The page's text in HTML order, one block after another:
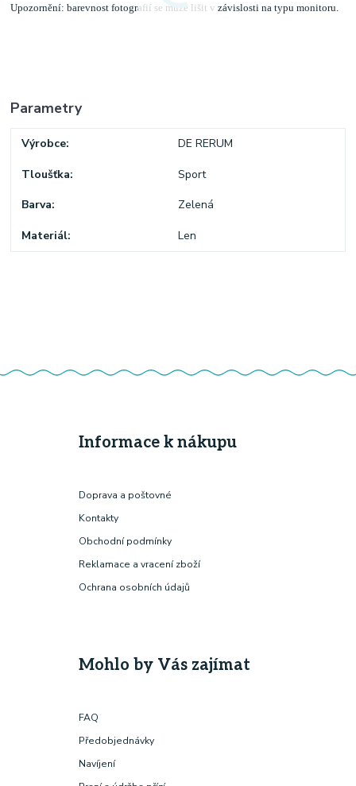
Upozornění: barevnost fotografií se může lišit v závislosti na typu monitoru.
Parametry
Výrobce DE RERUM
Tloušťka Sport
Barva Zelená
Materiál Len
Informace k nákupu
Doprava a poštovné
Kontakty
Obchodní podmínky
Reklamace a vracení zboží
Ochrana osobních údajů
Mohlo by Vás zajímat
FAQ
Předobjednávky
Navíjení